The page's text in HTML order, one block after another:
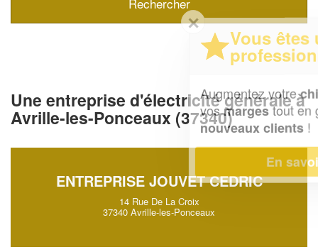
Une entreprise d'électricité générale à
Avrille-les-Ponceaux (37340)
ENTREPRISE JOUVET CEDRIC
14 Rue De La Croix
37340 Avrille-les-Ponceaux
✕
Vous êtes un
professionnel ?
Augmentez votrechiffre d'affaireset
vosmargestout en gagnant de
nouveaux clients!